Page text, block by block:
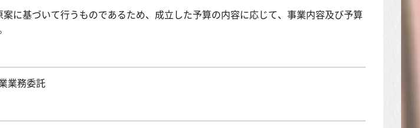
に基づいて行うものであるため、成立した予算の内容に応じて、事業内容及び予算
業務委託